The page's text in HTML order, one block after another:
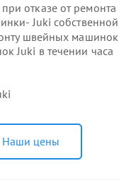
отказе от ремонта
Juki собственной
швейных машинок
Juki в течении часа
Наши цены